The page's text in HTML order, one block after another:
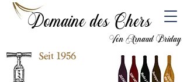
Domaine des Chers
Von Arnaud Briday
Seit 1956